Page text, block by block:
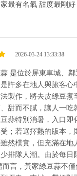
最有名氣 甜度最剛
2026-03-24 13:33:38
是位於屏東車城、
許多在地人與旅客
製作，將去皮綠豆
甜而不膩，讓人一
蒜特別消暑，入口
；若選擇熱的版本
然樸實，但充滿在
排隊人潮。由於每
而言，黃家綠豆蒜不